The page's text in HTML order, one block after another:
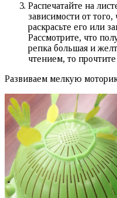
Распечатайте на
зависимости от
раскрасьте его или
Рассмотрите, что
репка большая и
чтением, то
Развиваем мелкую